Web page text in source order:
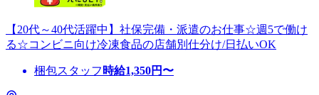
【20代～40代活躍中】社保完備・派遣のお仕事☆週5で働け
る☆コンビニ向け冷凍食品の店舗別仕分け/日払いOK
梱包スタッフ 時給1,350円〜